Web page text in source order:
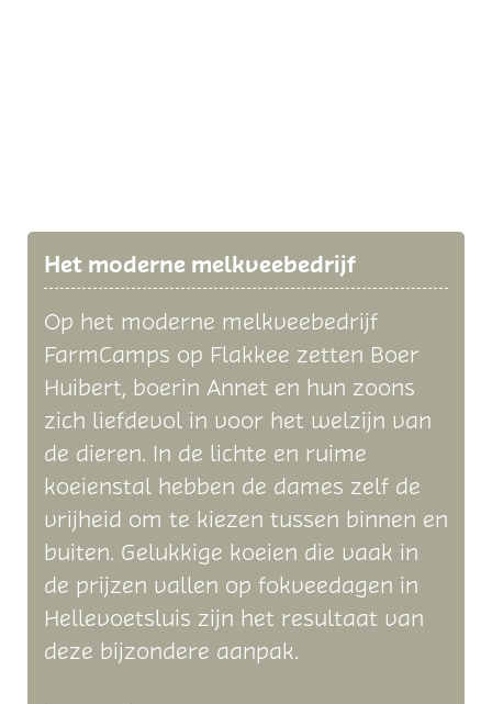
Het moderne melkveebedrijf
Op het moderne melkveebedrijf
FarmCamps op Flakkee zetten Boer
Huibert, boerin Annet en hun zoons
zich liefdevol in voor het welzijn van
de dieren. In de lichte en ruime
koeienstal hebben de dames zelf de
vrijheid om te kiezen tussen binnen en
buiten. Gelukkige koeien die vaak in
de prijzen vallen op fokveedagen in
Hellevoetsluis zijn het resultaat van
deze bijzondere aanpak.